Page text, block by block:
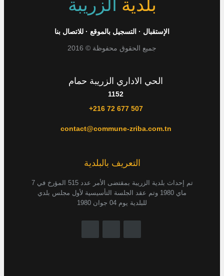
بلدية الزريبة
للاتصال بنا · التسجيل بالموقع · الإستقبال
جميع الحقوق محفوظة © 2016
الحي الاداري الزريبة حمام
1152
+216 72 677 507
contact@commune-zriba.com.tn
التعريف بالبلدية
تم إحداث بلدية الزريبة بمقتضى الأمر عدد 515 المؤرخ في 7
ماي 1980 وتم عقد الجلسة التأسيسية لأول مجلس بلدي
للبلدية يوم 04 جوان 1980